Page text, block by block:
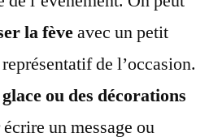
la fèveavec un petit
de l’occasion.
ou des décorations
un message ou